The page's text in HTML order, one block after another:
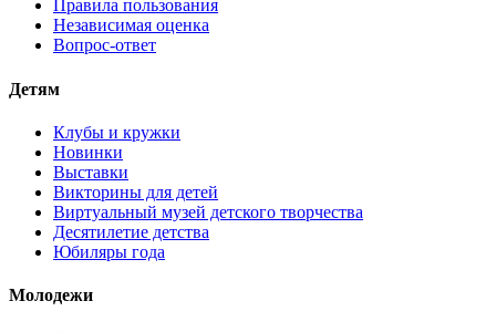
Правила пользования
Независимая оценка
Вопрос-ответ
Детям
Клубы и кружки
Новинки
Выставки
Викторины для детей
Виртуальный музей детского творчества
Десятилетие детства
Юбиляры года
Молодежи